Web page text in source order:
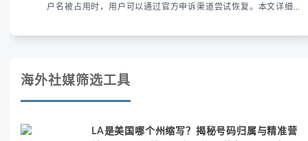
户名被占用时，用户可以通过官方申诉渠道尝试恢复。本文详细解
账号安全。
海外社媒筛选工具
LA是美国哪个州缩写？揭秘号码归属与精准营